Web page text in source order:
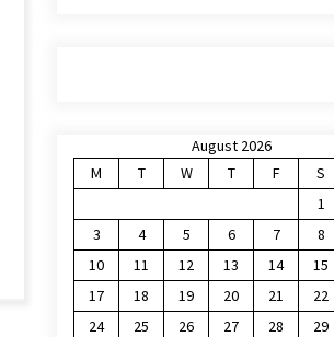
August 2026
M
T W T F S
1
3
4 5 6 7 8
10
11 12 13 14 15
17
18 19 20 21 22
24
25 26 27 28 29